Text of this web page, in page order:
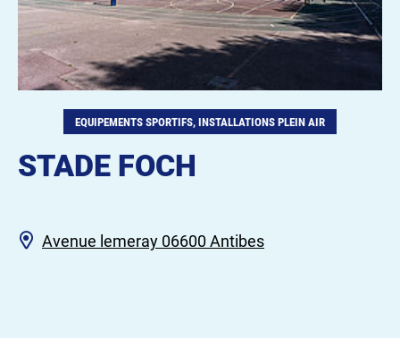
EQUIPEMENTS SPORTIFS, INSTALLATIONS PLEIN AIR
STADE FOCH
Avenue lemeray 06600 Antibes